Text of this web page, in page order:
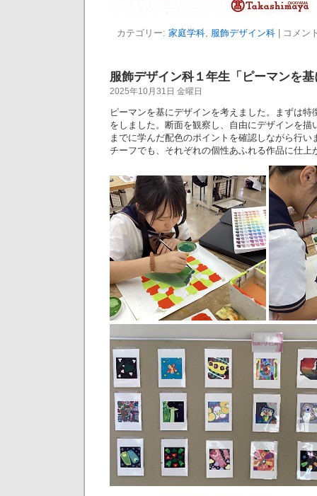
カテゴリー: 家庭学科, 服飾デザイン科 コメン
服飾デザイン科１年生「ピーマンを
2025年10月31日 金曜日
ピーマンを基にデザインを考えました。まずは特
をしました。断面を観察し、自由にデザインを描
までに学んだ配色のポイントを確認しながら行い
チーフでも、それぞれの個性あふれる作品に仕上